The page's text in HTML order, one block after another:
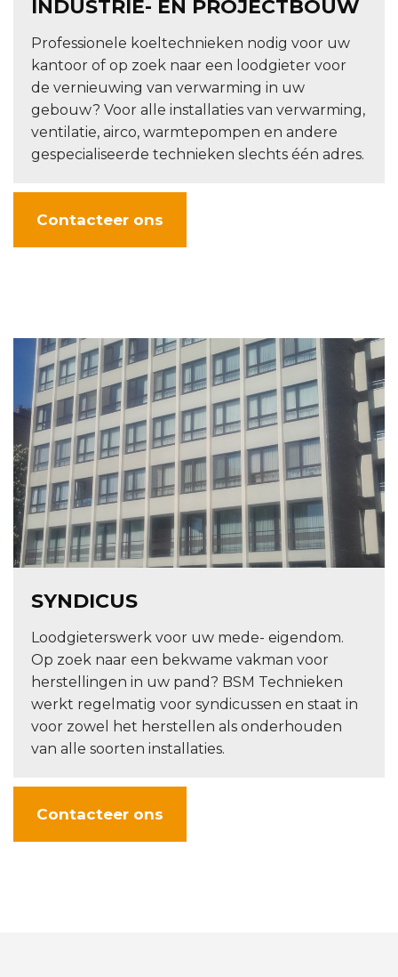
INDUSTRIE- EN PROJECTBOUW
Professionele koeltechnieken nodig voor uw
kantoor of op zoek naar een loodgieter voor
de vernieuwing van verwarming in uw
gebouw? Voor alle installaties van verwarming,
ventilatie, airco, warmtepompen en andere
gespecialiseerde technieken slechts één adres.
Contacteer ons
SYNDICUS
Loodgieterswerk voor uw mede- eigendom.
Op zoek naar een bekwame vakman voor
herstellingen in uw pand? BSM Technieken
werkt regelmatig voor syndicussen en staat in
voor zowel het herstellen als onderhouden
van alle soorten installaties.
Contacteer ons